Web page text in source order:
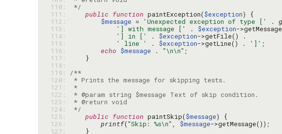
110:
*/
111:
public function paintException($exception
112:
$message = 'Unexpected exception of type [' .
113:
'] with message [' . $exception
114:
'] in [' . $exception
115:
' line ' . $exception->getLine() . ']'
116:
echo $message . "\n\n"
117:
118:
119:
120:
121:
122:
123:
124:
*/
125:
public function paintSkip($message
126:
printf("Skip: %s\n" , $message
127: